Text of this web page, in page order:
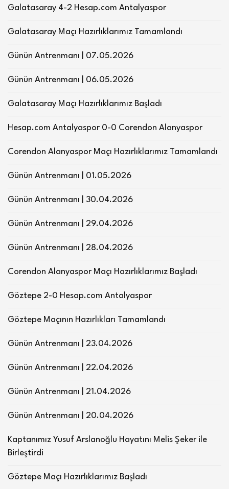
Galatasaray 4-2 Hesap.com Antalyaspor
Galatasaray Maçı Hazırlıklarımız Tamamlandı
Günün Antrenmanı | 07.05.2026
Günün Antrenmanı | 06.05.2026
Galatasaray Maçı Hazırlıklarımız Başladı
Hesap.com Antalyaspor 0-0 Corendon Alanyaspor
Corendon Alanyaspor Maçı Hazırlıklarımız Tamamlandı
Günün Antrenmanı | 01.05.2026
Günün Antrenmanı | 30.04.2026
Günün Antrenmanı | 29.04.2026
Günün Antrenmanı | 28.04.2026
Corendon Alanyaspor Maçı Hazırlıklarımız Başladı
Göztepe 2-0 Hesap.com Antalyaspor
Göztepe Maçının Hazırlıkları Tamamlandı
Günün Antrenmanı | 23.04.2026
Günün Antrenmanı | 22.04.2026
Günün Antrenmanı | 21.04.2026
Günün Antrenmanı | 20.04.2026
Kaptanımız Yusuf Arslanoğlu Hayatını Melis Şeker ile
Birleştirdi
Göztepe Maçı Hazırlıklarımız Başladı